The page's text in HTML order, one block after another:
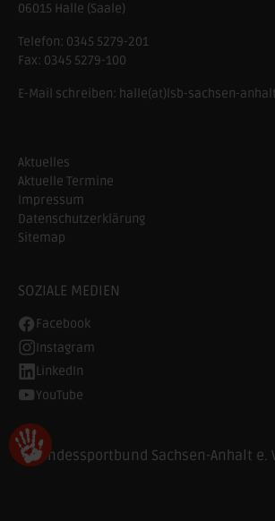
06015 Halle (Saale)
Telefon: 0345 5279-201
Fax: 0345 5279-100
E-Mail schreiben: halle(at)lsb-sachsen-
Aktuelles
Aktuelle Termine
Impressum
Datenschutzerklärung
Sitemap
SOZIALE MEDIEN
Facebook
Instagram
LinkedIn
YouTube
© Landessportbund Sachsen-Anhalt e.